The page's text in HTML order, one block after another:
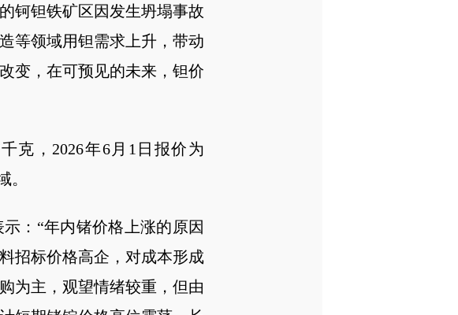
钶钽铁矿区因发生坍塌事故
等领域用钽需求上升，带动
变，在可预见的未来，钽价
克，2026年6月1日报价为
。
：“年内锗价格上涨的原因
招标价格高企，对成本形成
为主，观望情绪较重，但由